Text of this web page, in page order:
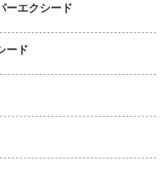
ーエクシード
ード